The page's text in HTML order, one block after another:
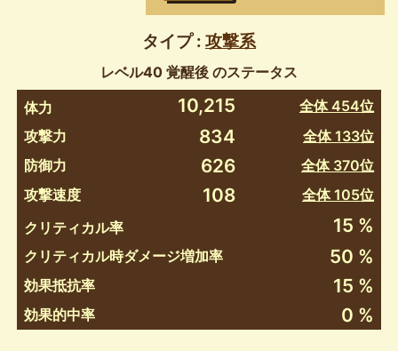
タイプ : 攻撃系
レベル40 覚醒後 のステータス
体力
10,215
全体 454位
攻撃力
834
全体 133位
防御力
626
全体 370位
攻撃速度
108
全体 105位
クリティカル率
15 %
クリティカル時ダメージ増加率 50 %
効果抵抗率 15 %
効果的中率 0 %